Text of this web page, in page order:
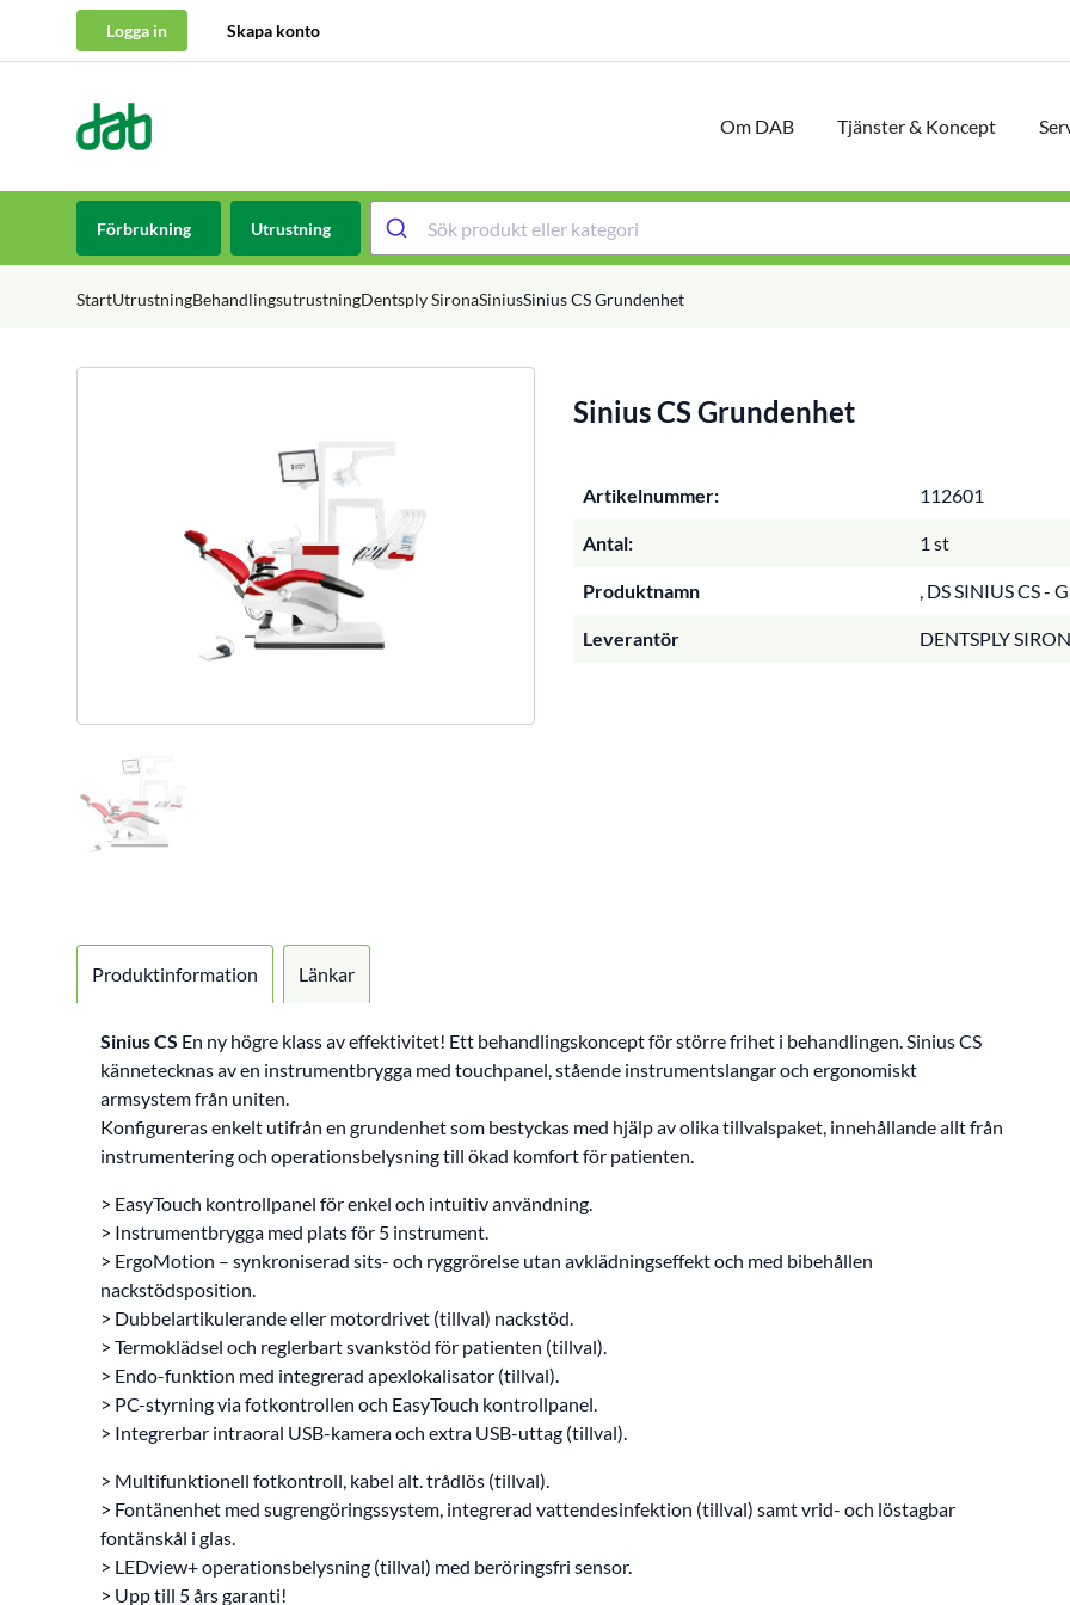
Logga in Skapa konto
DAB Dental Om DAB Tjänster & Koncept
Förbrukning Utrustning
StartUtrustningBehandlingsutrustningDentsply SironaSiniusSinius CS Grundenhet
Sinius CS Grundenhet
Artikelnummer: 112601
Antal: 1 st
Produktnamn , DS SINIUS CS -
Leverantör DENTSPLY
Produktinformation
Sinius CS En ny högre klass av effektivitet! Ett behandlingskoncept för större frihet i behandlingen. Sinius CS
kännetecknas av en instrumentbrygga med touchpanel, stående instrumentslangar och ergonomiskt
armsystem från uniten.
Konfigureras enkelt utifrån en grundenhet som bestyckas med hjälp av olika tillvalspaket, innehållande allt från
instrumentering och operationsbelysning till ökad komfort för patienten.
> EasyTouch kontrollpanel för enkel och intuitiv användning.
> Instrumentbrygga med plats för 5 instrument.
> ErgoMotion – synkroniserad sits- och ryggrörelse utan avklädningseffekt och med bibehållen
nackstödsposition.
> Dubbelartikulerande eller motordrivet (tillval) nackstöd.
> Termoklädsel och reglerbart svankstöd för patienten (tillval).
> Endo-funktion med integrerad apexlokalisator (tillval).
> PC-styrning via fotkontrollen och EasyTouch kontrollpanel.
> Integrerbar intraoral USB-kamera och extra USB-uttag (tillval).
> Multifunktionell fotkontroll, kabel alt. trådlös (tillval).
> Fontänenhet med sugrengöringssystem, integrerad vattendesinfektion (tillval) samt vrid- och löstagbar
fontänskål i glas.
> LEDview+ operationsbelysning (tillval) med beröringsfri sensor.
> Upp till 5 års garanti!
Länkar